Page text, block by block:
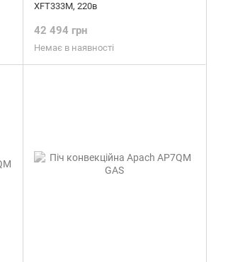
XFT333M, 220в
42 494 грн
Немає в наявності